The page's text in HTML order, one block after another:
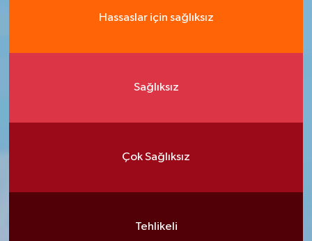
Hassaslar için sağlıksız
Sağlıksız
Çok Sağlıksız
Tehlikeli